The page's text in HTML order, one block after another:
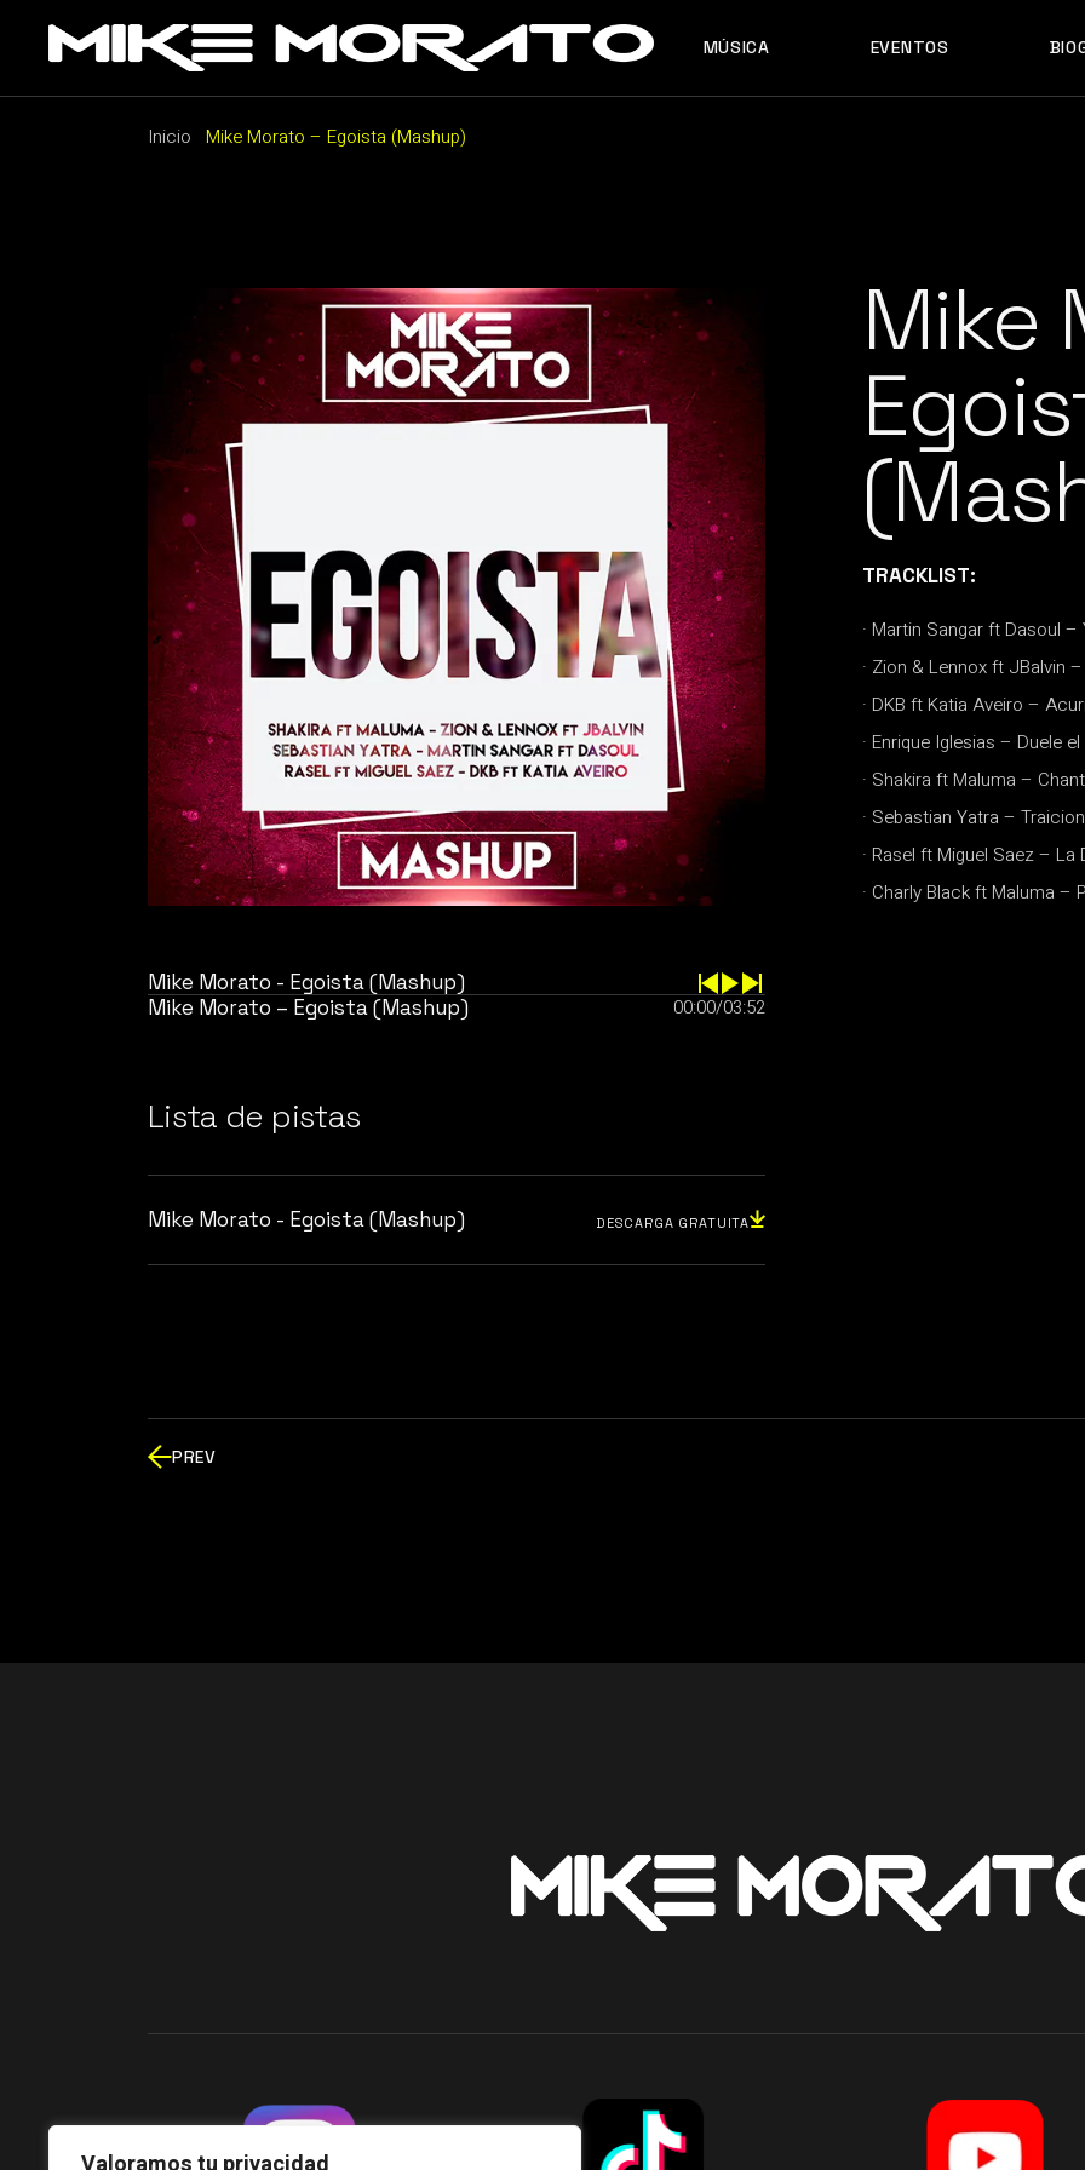
contenido MÚSICA EVENTOS
MASHUPS
ORIGINALES
Inicio Mike Morato – Egoista (Mashup)
Mike Morato - Egoista (Mashup)
Mike Morato – Egoista (Mashup)
00:00/03:52
Lista de pistas
Mike Morato - Egoista (Mashup) DESCARGA GRATUITA
Mike
TRACKLIST:
· Martin Sangar ft Dasoul
· Zion & Lennox ft JBalvin
· DKB ft Katia Aveiro –
· Enrique Iglesias – Duele
· Shakira ft Maluma –
· Sebastian Yatra –
· Rasel ft Miguel Saez – La
· Charly Black ft Maluma –
PREV